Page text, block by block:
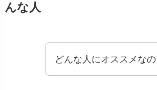
んな人
どんな人にオススメなの